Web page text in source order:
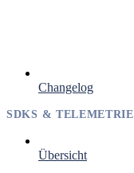
Changelog
SDKS & TELEMETRIE
Übersicht